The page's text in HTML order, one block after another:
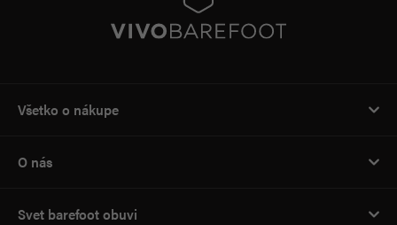
Všetko o nákupe
O nás
Svet barefoot obuvi